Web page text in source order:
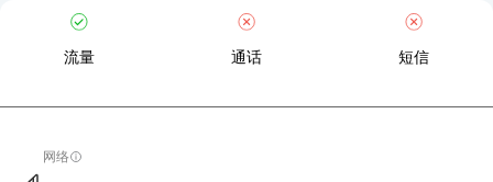
流量 通话 短信
网络